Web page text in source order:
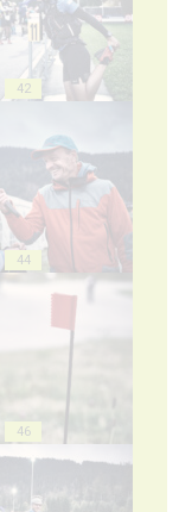
42
44
46